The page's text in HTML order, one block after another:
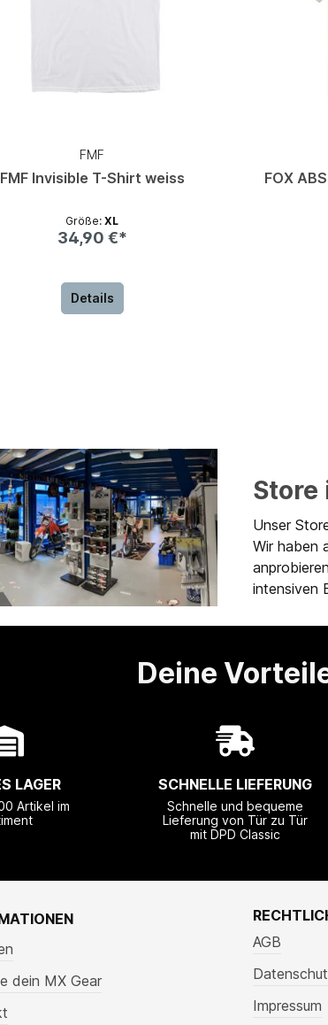
FMF
FMF Invisible T-Shirt weiss
Größe:XL
34,90 €*
Details
FOX
Store
Unser
Wir haben
intensiven
Deine
LAGER
Artikel im
SCHNELLE LIEFERUNG
Schnelle und bequeme
Lieferung von Tür zu Tür
mit DPD Classic
dein MX Gear
AGB
Impressum